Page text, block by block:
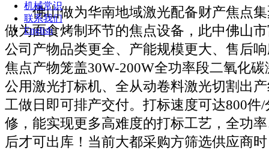
机械常识
联系我们
English
佛山做为华南地域激光配备财产焦点集
做为面食烤制环节的焦点设备，此中佛山
公司产物品类更全、产能规模更大、售后
焦点产物笼盖30W-200W全功率段二氧化
公用激光打标机、全从动卷料激光切割出
工做日即可排产交付。打标速度可达800件
修，能实现更多高难度的打标工艺，全功
后才可出库！当前大都采购方筛选供应商